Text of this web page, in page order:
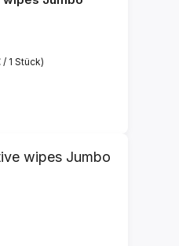
1 Stück)